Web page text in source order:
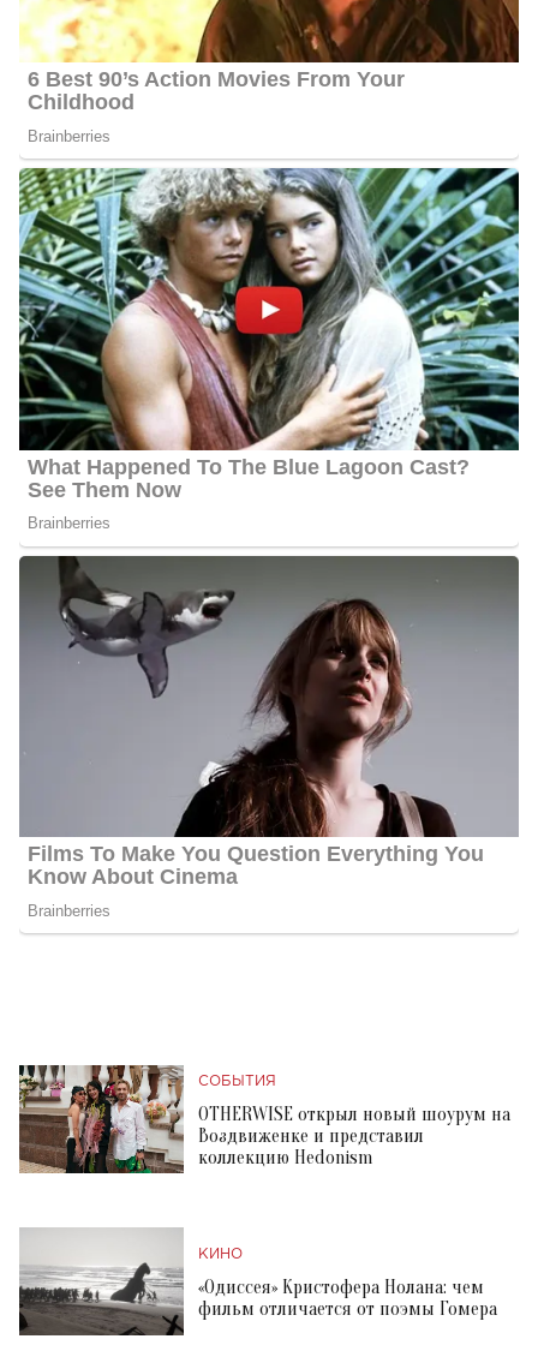
СОБЫТИЯ
OTHERWISE открыл новый шоурум на
Воздвиженке и представил
коллекцию Hedonism
КИНО
«Одиссея» Кристофера Нолана: чем
фильм отличается от поэмы Гомера